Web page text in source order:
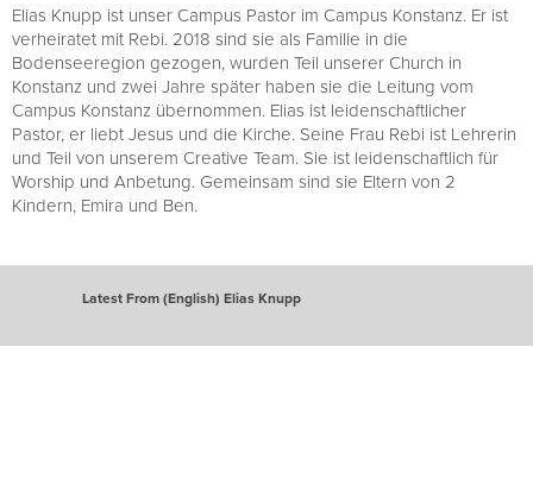
Elias Knupp ist unser Campus Pastor im Campus Konstanz. Er ist
verheiratet mit Rebi. 2018 sind sie als Familie in die
Bodenseeregion gezogen, wurden Teil unserer Church in
Konstanz und zwei Jahre später haben sie die Leitung vom
Campus Konstanz übernommen. Elias ist leidenschaftlicher
Pastor, er liebt Jesus und die Kirche. Seine Frau Rebi ist Lehrerin
und Teil von unserem Creative Team. Sie ist leidenschaftlich für
Worship und Anbetung. Gemeinsam sind sie Eltern von 2
Kindern, Emira und Ben.
Latest From (English) Elias Knupp